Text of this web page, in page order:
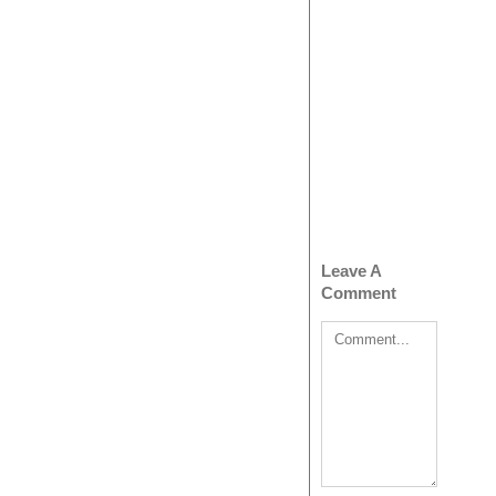
Leave A
Comment
Comment